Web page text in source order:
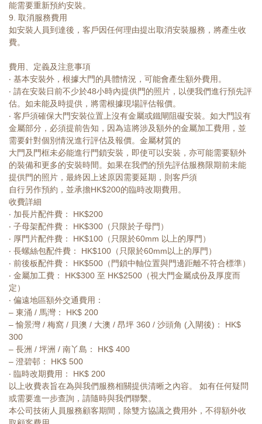
能需要重新預約安裝。
9. 取消服務費用
如安裝人員到達後，客戶因任何理由提出取消安裝服務，將產生收
費。
費用、定義及注意事項
‧ 基本安裝外，根據大門的具體情況，可能會產生額外費用。
‧ 請在安裝日前不少於48小時內提供門的照片，以便我們進行預先評
估。如未能及時提供，將需根據現場評估報價。
‧ 客戶須確保大門安裝位置上沒有金屬或鐵閘阻礙安裝。如大門設有
金屬部分，必須提前告知，因為這將涉及額外的金屬加工費用，並
需要針對個別情況進行評估及報價。金屬材質的
大門及門框未必能進行門鎖安裝，即使可以安裝，亦可能需要額外
的裝備和更多的安裝時間。如果在我們的預先評估服務限期前未能
提供門的照片，最終因上述原因需要延期，則客戶須
自行另作預約，並承擔HK$200的臨時改期費用。
收費詳細
‧ 加長片配件費： HK$200
‧ 子母架配件費： HK$300（只限於子母門）
‧ 厚門片配件費： HK$100（只限於60mm 以上的厚門）
‧ 長螺絲包配件費： HK$100（只限於60mm以上的厚門）
‧ 前後板配件費： HK$500（門鎖中軸位置與門邊距離不符合標準）
‧ 金屬加工費： HK$300 至 HK$2500（視大門金屬成份及厚度而
定）
‧ 偏遠地區額外交通費用：
– 東涌 / 馬灣： HK$ 200
– 愉景灣 / 梅窩 / 貝澳 / 大澳 / 昂坪 360 / 沙頭角 (入閘後)： HK$
300
– 長洲 / 坪洲 / 南丫島： HK$ 400
– 澄碧邨： HK$ 500
‧ 臨時改期費用： HK$ 200
以上收費表旨在為與我們服務相關提供清晰之內容。 如有任何疑問
或需要進一步查詢，請隨時與我們聯繫。
本公司技術人員服務顧客期間，除雙方協議之費用外，不得額外收